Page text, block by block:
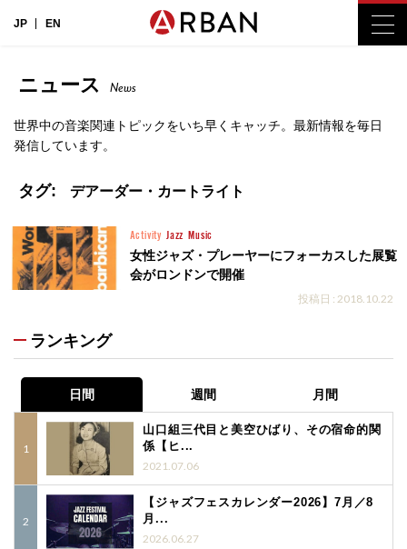
JP EN
ニュース News
世界中の音楽関連トピックをいち早くキャッチ。最新情報を毎日
発信しています。
タグ: デアーダー・カートライト
Activity Jazz Music
女性ジャズ・プレーヤーにフォーカスした展覧
会がロンドンで開催
投稿日 : 2018.10.22
ランキング
日間 週間 月間
山口組三代目と美空ひばり、その宿命的関
係【ヒ...
2021.07.06
【ジャズフェスカレンダー2026】7月／8
月...
2026.06.27